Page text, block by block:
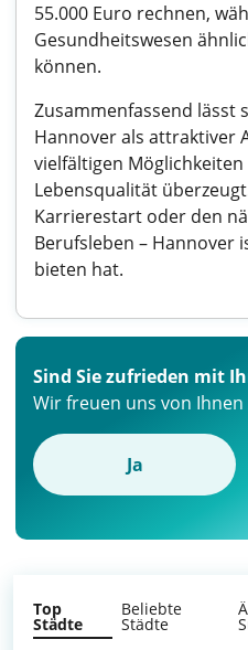
55.000 Euro rechnen,
Gesundheitswesen
können.
Zusammenfassend lässt
Hannover als attraktiver
vielfältigen
Lebensqualität
Karrierestart oder den
Berufsleben – Hannover
bieten hat.
Sind Sie zufrieden mit
Wir freuen uns von Ihnen
Ja
Top
Städte
Beliebte
Städte